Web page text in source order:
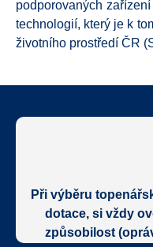
podporovaných
technologií, který je k
životního prostředí ČR
Při výběru
dotace, si vždy
způsobilost